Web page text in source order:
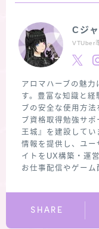
Cジ
VTUber
アロマハーブの魅
す。豊富な知識と経
ブの安全な使用方
ブ資格取得勉強サ
王城』を建設してい
情報を提供し、ユ
イトをUX構築・運
お仕事配信やゲーム
SHARE